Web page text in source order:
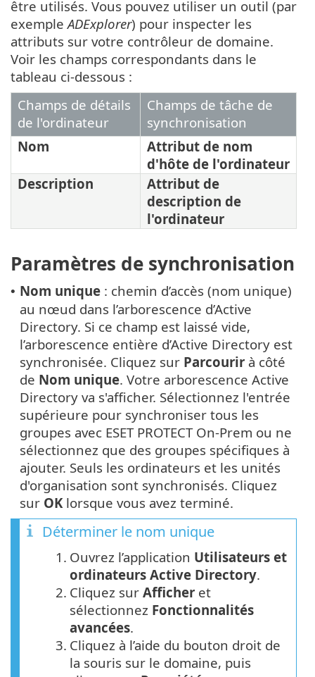
être utilisés. Vous pouvez utiliser un outil (par
exempleADExplorer) pour inspecter les
attributs sur votre contrôleur de domaine.
Voir les champs correspondants dans le
tableau ci-dessous :
Champs de détails
de l'ordinateur
Champs de tâche de
synchronisation
Nom
Attribut de nom
d'hôte de l'ordinateur
Description
Attribut de
description de
l'ordinateur
Paramètres de synchronisation
• Nom unique : chemin d’accès (nom unique)
au nœud dans l’arborescence d’Active
Directory. Si ce champ est laissé vide,
l’arborescence entière d’Active Directory est
synchronisée. Cliquez sur Parcourir à côté
de Nom unique. Votre arborescence Active
Directory va s'afficher. Sélectionnez l'entrée
supérieure pour synchroniser tous les
groupes avec ESET PROTECT On-Prem ou ne
sélectionnez que des groupes spécifiques à
ajouter. Seuls les ordinateurs et les unités
d'organisation sont synchronisés. Cliquez
sur OK lorsque vous avez terminé.
Déterminer le nom unique
1. Ouvrez l’application Utilisateurs et
ordinateurs Active Directory.
2. Cliquez sur Afficher et
sélectionnez Fonctionnalités
avancées.
3. Cliquez à l’aide du bouton droit de
la souris sur le domaine, puis